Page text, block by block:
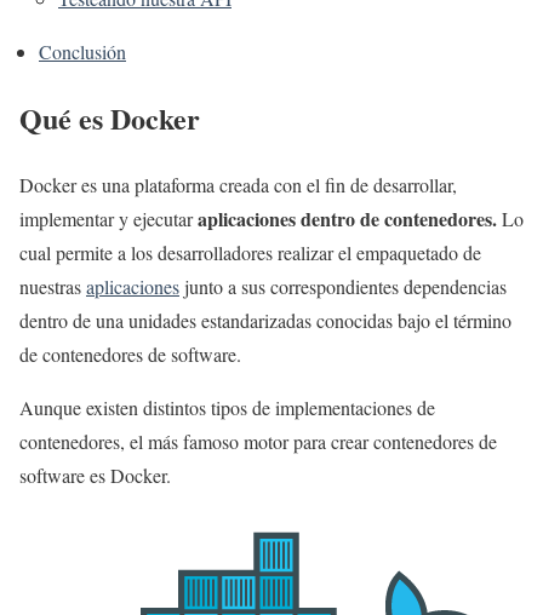
Conclusión
Qué es Docker
Docker es una plataforma creada con el fin de desarrollar,
implementar y ejecutaraplicaciones dentro de contenedores.Lo
cual permite a los desarrolladores realizar el empaquetado de
nuestrasaplicacionesjunto a sus correspondientes dependencias
dentro de una unidades estandarizadas conocidas bajo el término
de contenedores de software.
Aunque existen distintos tipos de implementaciones de
contenedores, el más famoso motor para crear contenedores de
software es Docker.